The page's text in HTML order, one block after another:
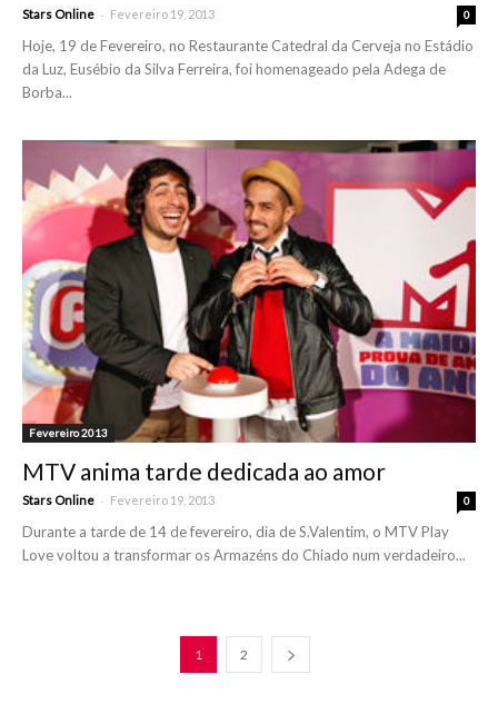
Stars Online - Fevereiro 19, 2013 0
Hoje, 19 de Fevereiro, no Restaurante Catedral da Cerveja no Estádio
da Luz, Eusébio da Silva Ferreira, foi homenageado pela Adega de
Borba...
Fevereiro 2013
MTV anima tarde dedicada ao amor
Stars Online - Fevereiro 19, 2013 0
Durante a tarde de 14 de fevereiro, dia de S.Valentim, o MTV Play
Love voltou a transformar os Armazéns do Chiado num verdadeiro...
1 2